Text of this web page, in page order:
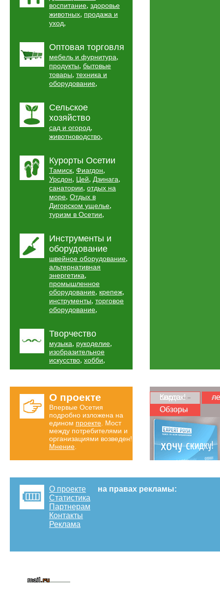
воспитание, здоровье
животных, продажа и
уход,
Оптовая торговля
мебель и фурнитура,
продукты, бытовые
товары, техника и
оборудование,
Сельское
хозяйство
сад и огород,
животноводство,
Курорты Осетии
Тамиск, Фиагдон,
Урсдон, Цей, Дзинага,
санатории, отдых на
море, Отдых в
Дигорском ущелье,
туризм в Осетии,
Инструменты и
оборудование
швейное оборудование,
альтернативная
энергетика,
промышленное
оборудование, крепеж,
инструменты, торговое
оборудование,
Творчество
музыка, рукоделие,
изобразительное
искусство, хобби,
О проекте
Впервые Осетия
подробно изложена на
едином проекте . Мост
между потребителями и
организациями возведен!
Мнение
Карта скидок!
Обзоры
О проекте
Статистика
Партнерам
Контакты
Реклама
на правах рекламы: